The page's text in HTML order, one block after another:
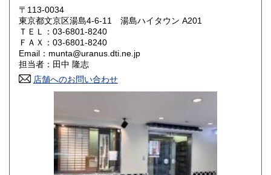
岡山県
山口県 300円
香川県
高知県 300円
300円 大分県
300円 鹿児島県
〒113-0034
東京都文京区湯島4-6-11 湯島ハイタウン A201
ＴＥＬ：03-6801-8240
ＦＡＸ：03-6801-8240
Email：munta@uranus.dti.ne.jp
担当者：田中 隆志
店舗へのお問い合わせ